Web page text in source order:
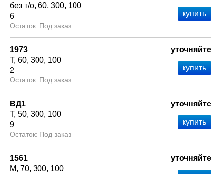
без т/о 60 300 100
6
Под заказ
1973
Т 60 300 100
2
Под заказ
уточняйте
ВД1
Т 50 300 100
9
Под заказ
уточняйте
1561
М 70 300 100
уточняйте